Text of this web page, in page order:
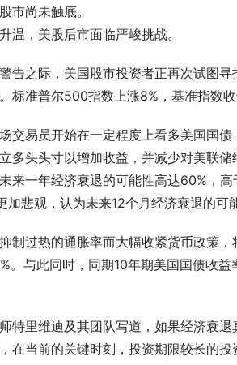
市尚未触底。
温，美股后市面临严峻挑战。
告之际，美国股市投资者正再次试图
标准普尔500指数上涨8%，基准指数
交易员开始在一定程度上看多美国国
多头头寸以增加收益，并减少对美联
来一年经济衰退的可能性高达60%，
悲观，认为未来12个月经济衰退的可
制过热的通胀率而大幅收紧货币政策
。与此同时，同期10年期美国国债收
特里维迪及其团队写道，如果经济衰
在当前的关键时刻，投资期限较长的